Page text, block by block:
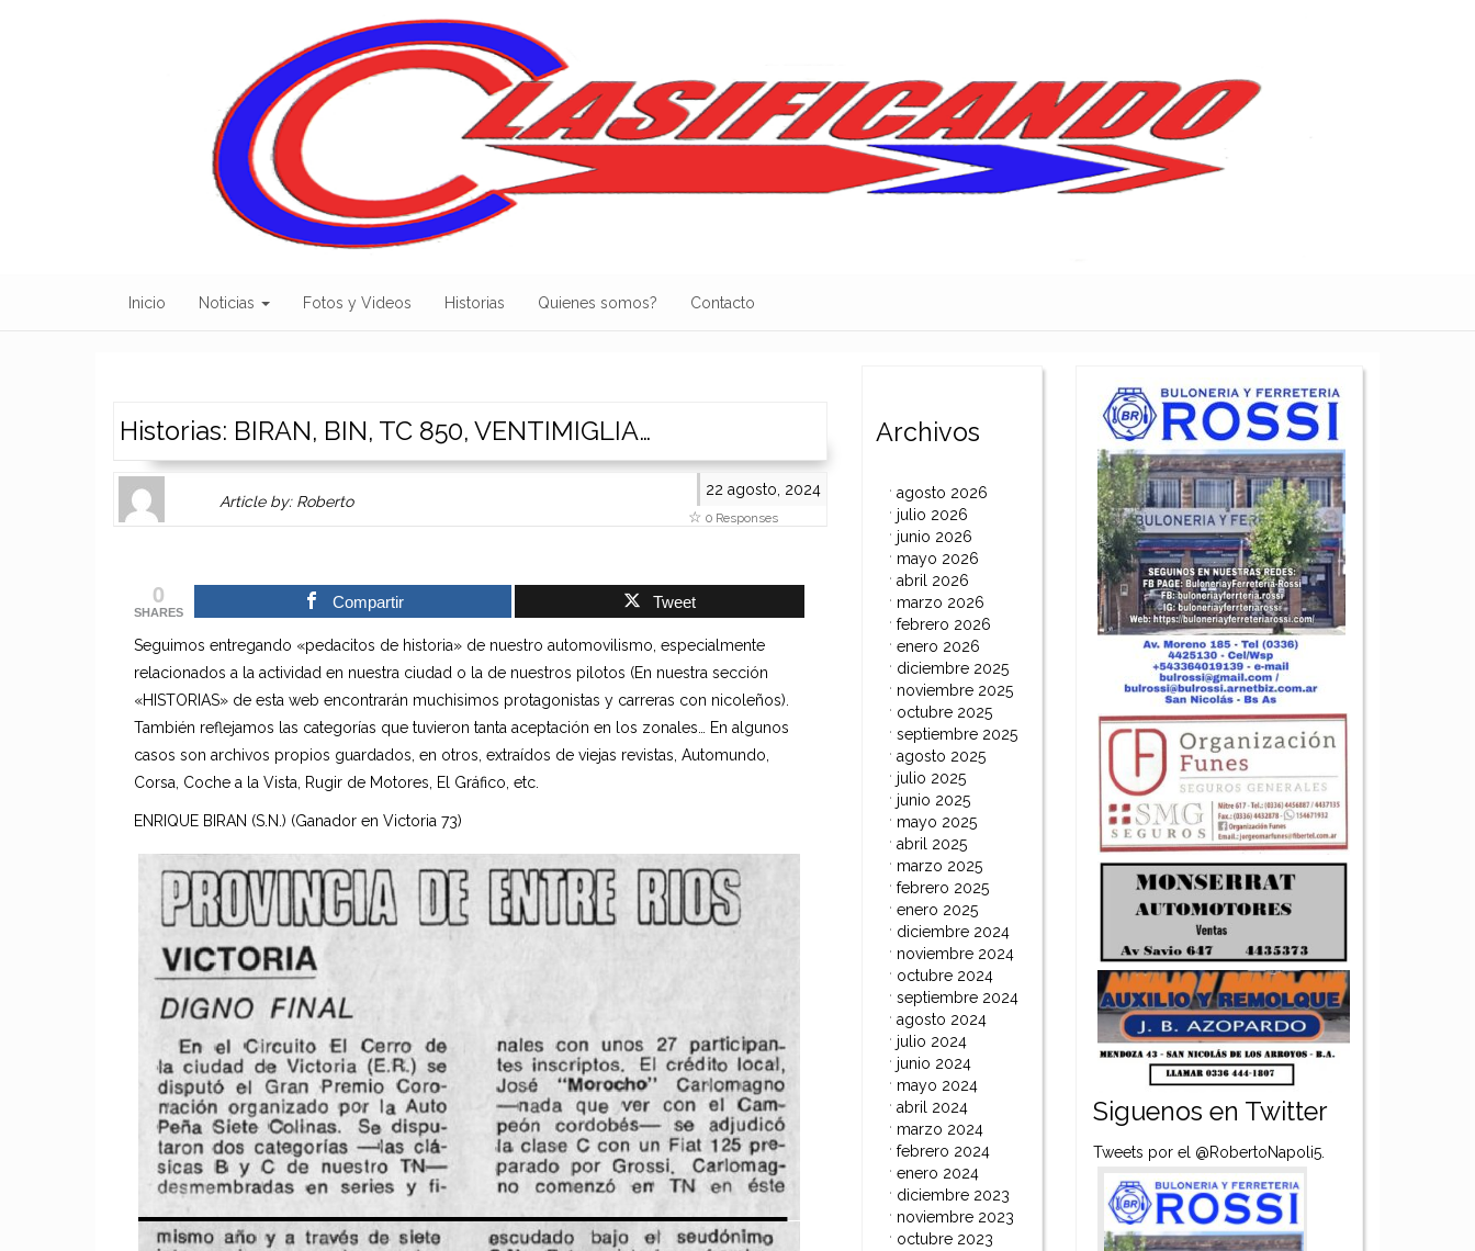
Inicio Noticias Fotos y Videos Historias Quienes somos? Contacto
Historias: BIRAN, BIN, TC 850, VENTIMIGLIA…
Author
Gravatar
Clickable
link
Author
page.
Article by: Roberto
website
or
other
works.
admin
22 agosto, 2024
0 Responses
0
SHARES
Compartir Tweet
Seguimos entregando «pedacitos de historia» de nuestro automovilismo, especialmente
relacionados a la actividad en nuestra ciudad o la de nuestros pilotos (En nuestra sección
«HISTORIAS» de esta web encontrarán muchisimos protagonistas y carreras con nicoleños).
También reflejamos las categorías que tuvieron tanta aceptación en los zonales… En algunos
casos son archivos propios guardados, en otros, extraídos de viejas revistas, Automundo,
Corsa, Coche a la Vista, Rugir de Motores, El Gráfico, etc.
ENRIQUE BIRAN (S.N.) (Ganador en Victoria 73)
Archivos
agosto 2026
julio 2026
junio 2026
mayo 2026
abril 2026
marzo 2026
febrero 2026
enero 2026
diciembre 2025
noviembre 2025
octubre 2025
septiembre 2025
agosto 2025
julio 2025
junio 2025
mayo 2025
abril 2025
marzo 2025
febrero 2025
enero 2025
diciembre 2024
noviembre 2024
octubre 2024
septiembre 2024
agosto 2024
julio 2024
junio 2024
mayo 2024
abril 2024
marzo 2024
febrero 2024
enero 2024
diciembre 2023
noviembre 2023
octubre 2023
Siguenos en Twitter
Tweets por el @RobertoNapoli5.